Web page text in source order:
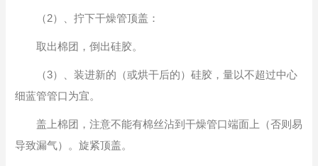
（2）、拧下干燥管顶盖：
取出棉团，倒出硅胶。
（3）、装进新的（或烘干后的）硅胶，量以不超过中心
细蓝管管口为宜。
盖上棉团，注意不能有棉丝沾到干燥管口端面上（否则易
导致漏气）。旋紧顶盖。